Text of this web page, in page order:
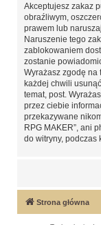
Akceptujesz zakaz
obraźliwym,
prawem lub
Naruszenie tego
zablokowaniem
zostanie
Wyrażasz zgodę na
każdej chwili
temat, post.
przez ciebie
przekazywane
RPG MAKER”, ani
do witryny, podczas
Strona główna